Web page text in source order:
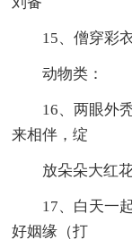
15、僧穿彩
动物类：
16、两眼外
来相伴，绽
放朵朵大红
17、白天一
好姻缘（打